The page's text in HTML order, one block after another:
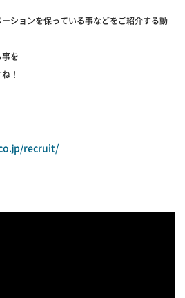
ションを保っている事などをご紹介する動
を
！
recruit/